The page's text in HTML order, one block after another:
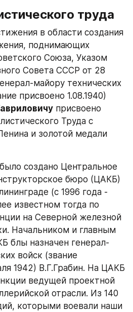
труда
в области создания
поднимающих
Союза, Указом
Совета СССР от 28
майору технических
присвоено
Труда с
и золотой медали
создано Центральное
бюро (ЦАКБ)
(с 1996 года -
известном тогда по
на Северной железной
Начальником и главным
блы назначен генерал-
войск (звание
1942) В.Г.Грабин. На ЦАКБ
ведущей проектной
отрасли. Из 140
которыми воевали наши